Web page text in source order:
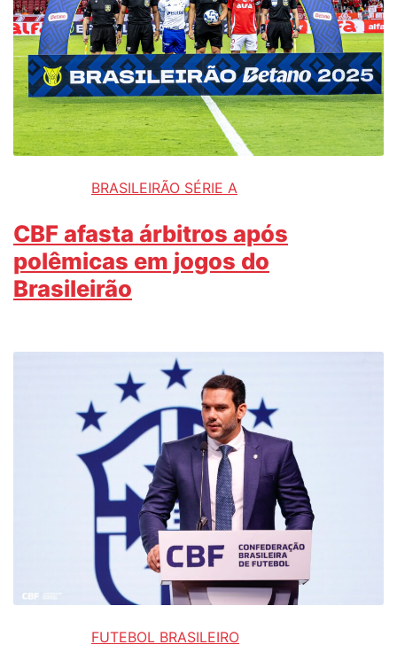
BRASILEIRÃO SÉRIE A
CBF afasta árbitros após
polêmicas em jogos do
Brasileirão
FUTEBOL BRASILEIRO